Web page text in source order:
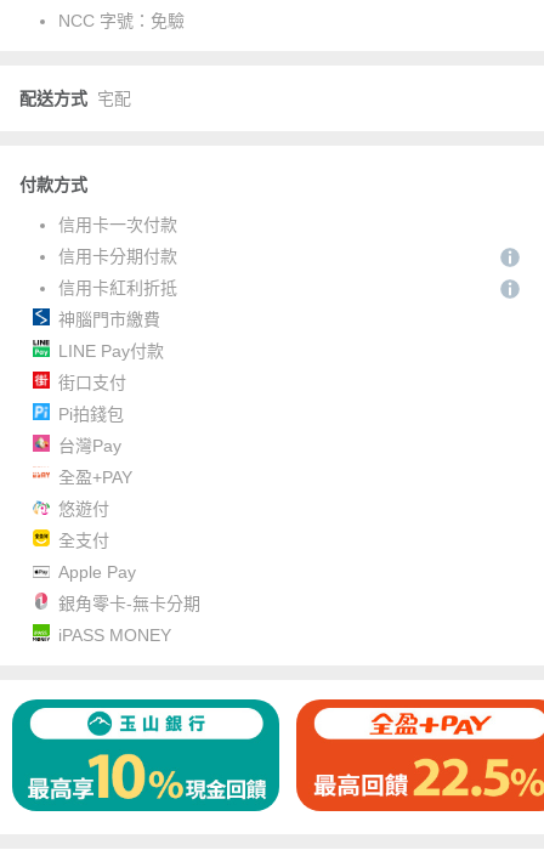
NCC 字號： 免驗
配送方式 宅配
付款方式
信用卡一次付款
信用卡分期付款
信用卡紅利折抵
神腦門市繳費
LINE Pay付款
街口支付
Pi拍錢包
台灣Pay
全盈+PAY
悠遊付
全支付
Apple Pay
銀角零卡-無卡分期
iPASS MONEY